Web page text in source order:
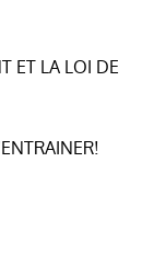
ET LA LOI DE